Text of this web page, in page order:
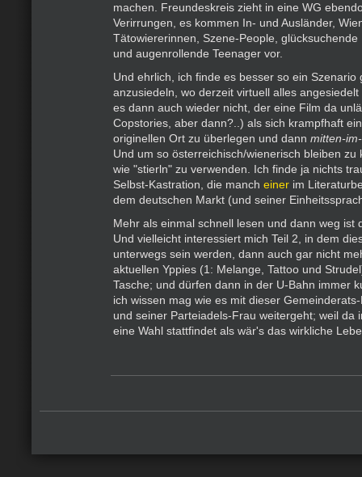
machen. Freundeskreis zieht in eine WG
Verirrungen, es kommen In- und Ausländer,
Tätowiererinnen, Szene-People,
und augenrollende Teenager vor.
Und ehrlich, ich finde es besser so ein Szenario
anzusiedeln, wo derzeit virtuell alles
es dann auch wieder nicht, der eine Film da
Copstories, aber dann?..) als sich krampfhaft
originellen Ort zu überlegen und dann mitten-
Und um so österreichisch/wienerisch bleiben zu
wie "stierln" zu verwenden. Ich finde ja nichts
Selbst-Kastration, die manch einer im
dem deutschen Markt (und seiner
Mehr als einmal schnell lesen und dann weg ist
Und vielleicht interessiert mich Teil 2, in dem
unterwegs sein werden, dann auch gar nicht
aktuellen Yppies (1: Melange, Tattoo und
Tasche; und dürfen dann in der U-Bahn immer
ich wissen mag wie es mit dieser
und seiner Parteiadels-Frau weitergeht; weil da
eine Wahl stattfindet als wär's das wirkliche